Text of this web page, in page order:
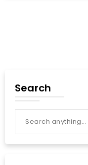
Search